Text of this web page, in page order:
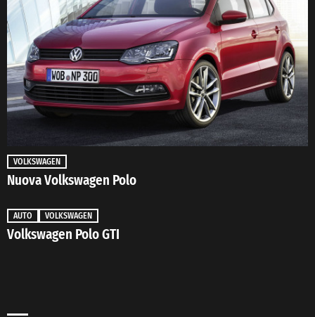
VOLKSWAGEN
Nuova Volkswagen Polo
AUTO VOLKSWAGEN
Volkswagen Polo GTI